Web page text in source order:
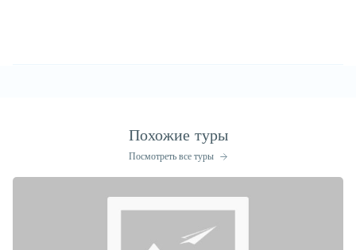
Похожие туры
Посмотреть все туры